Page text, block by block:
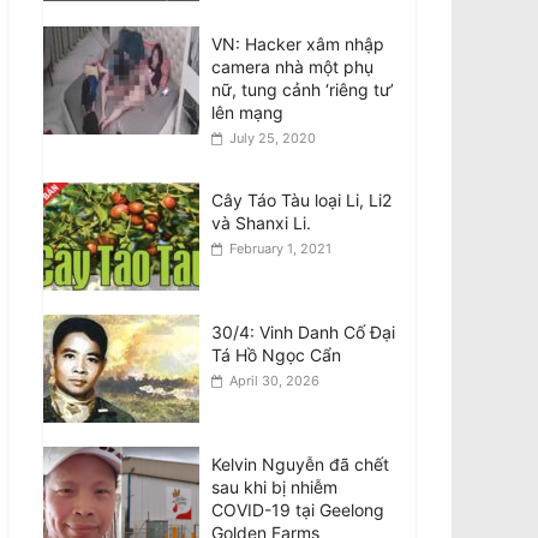
Bài Phản Biện Về Thông
Báo ngày 7/8 của Ô.
Nguyễn Quang Duy:
Sự Nguyện Biện Và
Hành Vi Vu Khống Hàm
August 8, 2026
Tân BCH CĐNVTD-VIC:
VN: Hacker xâm nhập
camera nhà một phụ
nữ, tung cảnh ‘riêng tư’
lên mạng
July 25, 2020
Cây Táo Tàu loại Li, Li2
và Shanxi Li.
February 1, 2021
30/4: Vinh Danh Cố Đại
Tá Hồ Ngọc Cẩn
April 30, 2026
Kelvin Nguyễn đã chết
sau khi bị nhiễm
COVID-19 tại Geelong
Golden Farms